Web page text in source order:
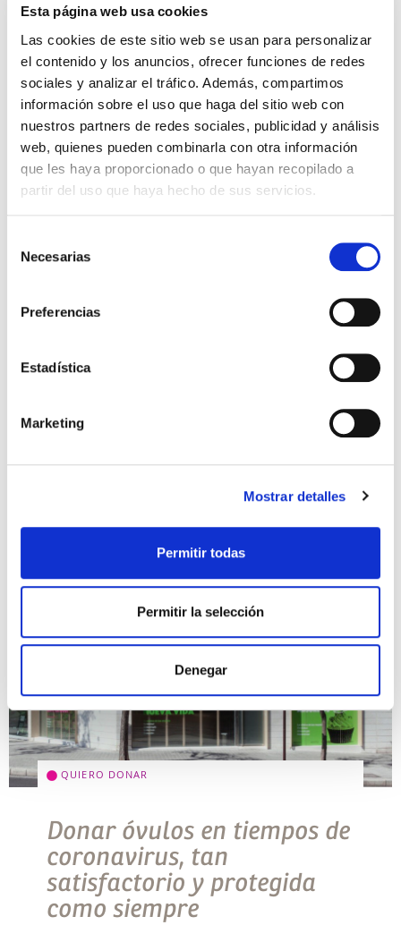
Esta página web usa cookies
Las cookies de este sitio web se usan para personalizar
el contenido y los anuncios, ofrecer funciones de redes
sociales y analizar el tráfico. Además, compartimos
información sobre el uso que haga del sitio web con
nuestros partners de redes sociales, publicidad y análisis
web, quienes pueden combinarla con otra información
que les haya proporcionado o que hayan recopilado a
partir del uso que haya hecho de sus servicios.
Necesarias
Preferencias
Estadística
Marketing
Mostrar detalles
Permitir todas
Permitir la selección
Denegar
Leer más >
DGP / PGT. Cuándo, cómo y
La biopsia embrionaria es necesaria para realizar
poder saber si un embrión es genéticamente
Leer más >
QUIERO DONAR
Donar óvulos en tiempos de
coronavirus, tan
satisfactorio y protegida
como siempre